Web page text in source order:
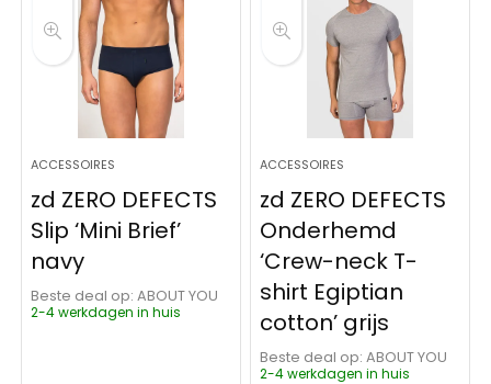
ACCESSOIRES
zd ZERO DEFECTS
Slip ‘Mini Brief’
navy
Beste deal op:
ABOUT YOU
2-4 werkdagen in huis
ACCESSOIRES
zd ZERO DEFECTS
Onderhemd
‘Crew-neck T-
shirt Egiptian
cotton’ grijs
Beste deal op:
ABOUT YOU
2-4 werkdagen in huis